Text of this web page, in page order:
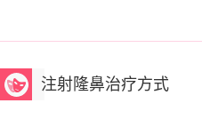
注射隆鼻治疗方式